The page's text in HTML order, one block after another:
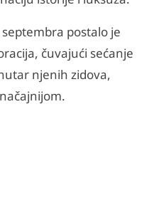
postalo je
čuvajući sećanje
njenih zidova,